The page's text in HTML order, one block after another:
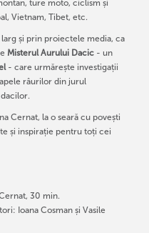
ture moto, ciclism și
Vietnam, Tibet, etc.
și prin proiectele media, ca
Misterul Aurului Dacic - un
- care urmărește investigații
râurilor din jurul
Cernat, la o seară cu povești
și inspirație pentru toți cei
30 min.
Ioana Cosman și Vasile